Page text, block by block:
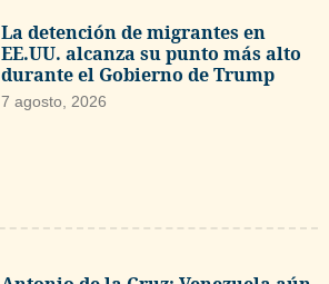
La detención de migrantes en
EE.UU. alcanza su punto más alto
durante el Gobierno de Trump
7 agosto, 2026